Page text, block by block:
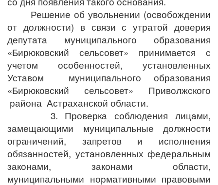
Решение об увольнении (освобождении
от должности) в связи с утратой доверия
депутата муниципального образования
«Бирюковский сельсовет» принимается с
учетом особенностей, установленных
Уставом муниципального образования
«Бирюковский сельсовет» Приволжского
района Астраханской области.
3. Проверка соблюдения лицами,
замещающими муниципальные должности
ограничений, запретов и исполнения
обязанностей, установленных федеральным
законами, законами области,
муниципальными нормативными правовыми